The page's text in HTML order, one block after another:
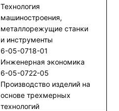
Технология
машиностроения,
металлорежущие станки
и инструменты
6-05-0718-01
Инженерная экономика
6-05-0722-05
Производство изделий на
основе трехмерных
технологий